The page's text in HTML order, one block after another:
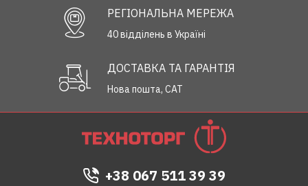
РЕГІОНАЛЬНА МЕРЕЖА
40 відділень в Україні
ДОСТАВКА ТА ГАРАНТІЯ
Нова пошта, САТ
+38 067 511 39 39